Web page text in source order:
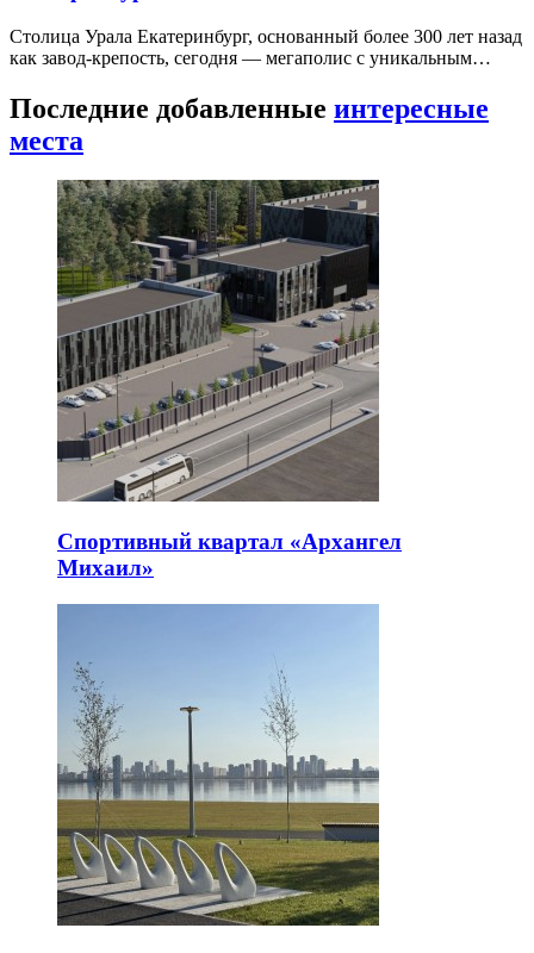
Столица Урала Екатеринбург, основанный более 300 лет назад
как завод-крепость, сегодня — мегаполис с уникальным…
Последние добавленные интересные
места
Спортивный квартал «Архангел
Михаил»